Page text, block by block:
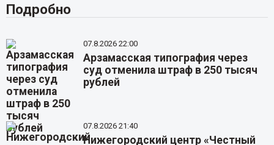
Подробно
07.8.2026 22:00
Арзамасская типография через
суд отменила штраф в 250 тысяч
рублей
07.8.2026 21:40
Нижегородский центр «Честный